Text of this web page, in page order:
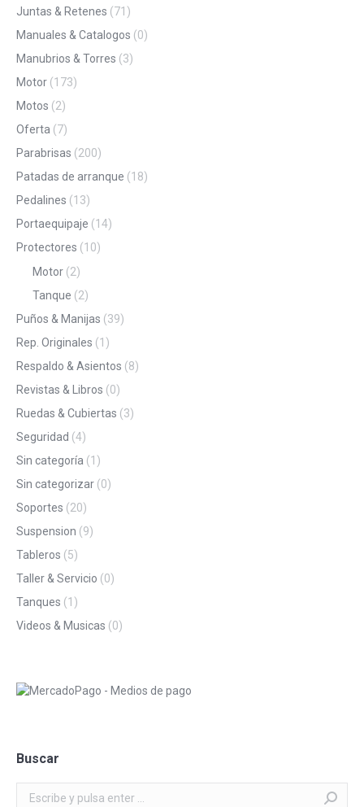
Juntas & Retenes (71)
Manuales & Catalogos (0)
Manubrios & Torres (3)
Motor (173)
Motos (2)
Oferta (7)
Parabrisas (200)
Patadas de arranque (18)
Pedalines (13)
Portaequipaje (14)
Protectores (10)
Motor (2)
Tanque (2)
Puños & Manijas (39)
Rep. Originales (1)
Respaldo & Asientos (8)
Revistas & Libros (0)
Ruedas & Cubiertas (3)
Seguridad (4)
Sin categoría (1)
Sin categorizar (0)
Soportes (20)
Suspension (9)
Tableros (5)
Taller & Servicio (0)
Tanques (1)
Videos & Musicas (0)
Buscar